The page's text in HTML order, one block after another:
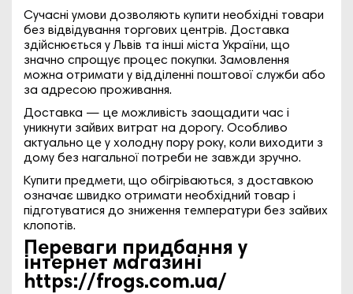
Сучасні умови дозволяють купити необхідні товари
без відвідування торгових центрів. Доставка
здійснюється у Львів та інші міста України, що
значно спрощує процес покупки. Замовлення
можна отримати у відділенні поштової служби або
за адресою проживання.
Доставка — це можливість заощадити час і
уникнути зайвих витрат на дорогу. Особливо
актуально це у холодну пору року, коли виходити з
дому без нагальної потреби не завжди зручно.
Купити предмети, що обігріваються, з доставкою
означає швидко отримати необхідний товар і
підготуватися до зниження температури без зайвих
клопотів.
Переваги придбання у
інтернет магазині
https://frogs.com.ua/